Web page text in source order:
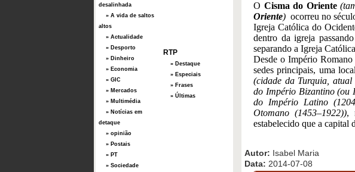
desalinhada
» A vida de saltos
altos
» Actualidade
» Desporto
» Dinheiro
» Economia
» GIC
» Mercados
» Multimédia
» Notícias em
detaque
» opinião
» Postais
» PT
» Sociedade
RTP
» Destaque
» Especiais
» Frases
» Últimas
O Cisma do Oriente
Oriente) ocorreu no
Igreja Católica do
dentro da igreja
separando a Igreja
Desde o Império
sedes principais, uma
(cidade da Turquia,
do Império Bizantino (ou
do Império Latino
Otomano (1453–1922)),
estabelecido que a capital
Autor: Isabel Maria
Data: 2014-07-08